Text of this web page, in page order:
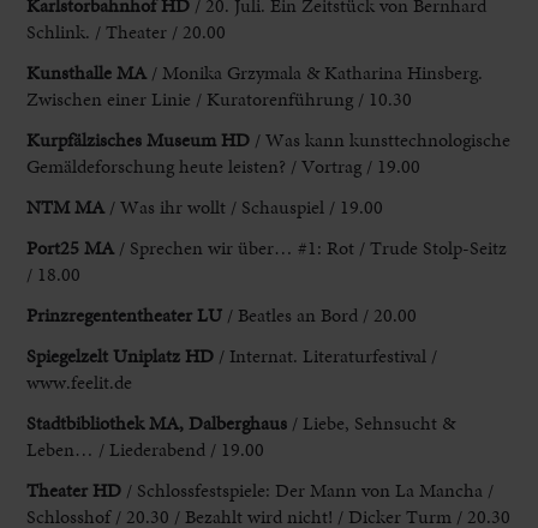
Schlink. / Theater / 20.00
Kunsthalle MA /Monika Grzymala & Katharina Hinsberg.
Zwischen einer Linie / Kuratorenführung / 10.30
KurpfälzischesMuseum HD / Was kann kunsttechnologische
Gemäldeforschung heute leisten? / Vortrag / 19.00
NTM MA / Was ihr wollt / Schauspiel / 19.00
Port25 MA / Sprechen wir über… #1: Rot / Trude Stolp-Seitz
/ 18.00
Prinzregententheater LU / Beatles an Bord / 20.00
Spiegelzelt Uniplatz HD / Internat. Literaturfestival /
www.feelit.de
Stadtbibliothek MA, Dalberghaus / Liebe, Sehnsucht &
Leben… / Liederabend / 19.00
Theater HD / Schlossfestspiele: Der Mann von La Mancha /
Schlosshof / 20.30 / Bezahlt wird nicht! / Dicker Turm / 20.30